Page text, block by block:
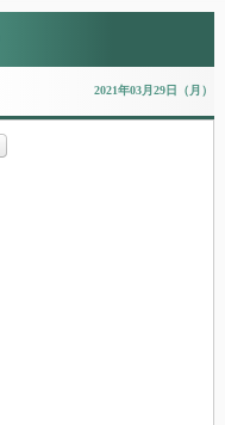
2021年03月29日（月）